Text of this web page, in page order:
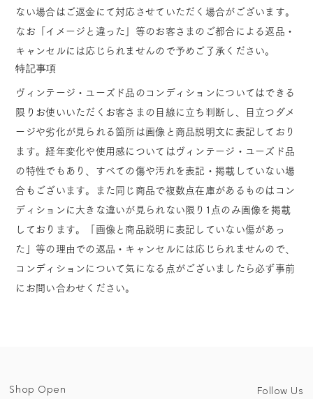
ない場合はご返金にて対応させていただく場合がございます。
なお「イメージと違った」等のお客さまのご都合による返品・
キャンセルには応じられませんので予めご了承ください。
特記事項
ヴィンテージ・ユーズド品のコンディションについてはできる
限りお使いいただくお客さまの目線に立ち判断し、目立つダメ
ージや劣化が見られる箇所は画像と商品説明文に表記しており
ます。経年変化や使用感についてはヴィンテージ・ユーズド品
の特性でもあり、すべての傷や汚れを表記・掲載していない場
合もございます。また同じ商品で複数点在庫があるものはコン
ディションに大きな違いが見られない限り1点のみ画像を掲載
しております。「画像と商品説明に表記していない傷があっ
た」等の理由での返品・キャンセルには応じられませんので、
コンディションについて気になる点がございましたら必ず事前
にお問い合わせください。
Shop Open
Follow Us